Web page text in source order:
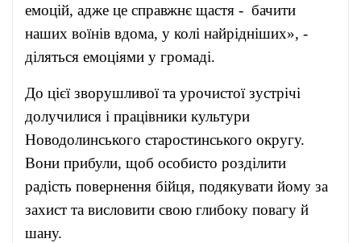
емоцій, адже це справжнє щастя - бачити
наших воїнів вдома, у колі найрідніших», -
діляться емоціями у громаді.
До цієї зворушливої та урочистої зустрічі
долучилися і працівники культури
Новодолинського старостинського округу.
Вони прибули, щоб особисто розділити
радість повернення бійця, подякувати йому за
захист та висловити свою глибоку повагу й
шану.